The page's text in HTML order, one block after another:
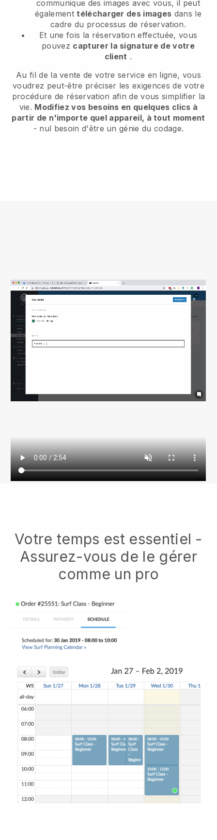
communique des images avec vous, il peut
égalementtélécharger des images dans le
cadre du processus de réservation.
Et une fois la réservation effectuée, vous
pouvez capturer la signature de votre
client .
Au fil de la vente de votre service en ligne, vous
voudrez peut-être préciser les exigences de votre
procédure de réservation afin de vous simplifier la
vie. Modifiez vos besoins en quelques clics à
partir de n'importe quel appareil, à tout moment
- nul besoin d'être un génie du codage.
Votre temps est essentiel -
Assurez-vous de le gérer
comme un pro